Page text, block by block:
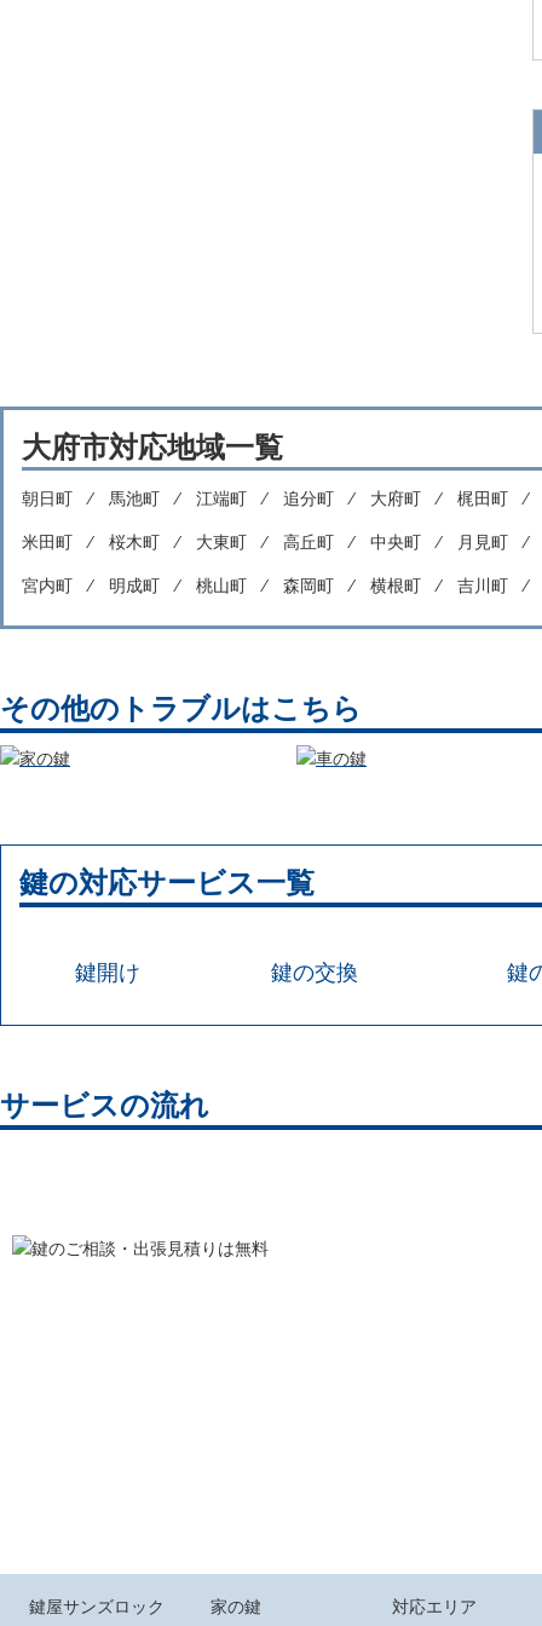
大府市対応地域一覧
朝日町 ⁄ 馬池町 ⁄ 江端町 ⁄ 追分町 ⁄ 大府町 ⁄ 梶田町
米田町 ⁄ 桜木町 ⁄ 大東町 ⁄ 高丘町 ⁄ 中央町 ⁄ 月見町
宮内町 ⁄ 明成町 ⁄ 桃山町 ⁄ 森岡町 ⁄ 横根町 ⁄ 吉川町
その他のトラブルはこちら
鍵の対応サービス一覧
鍵開け 鍵の交換 鍵
サービスの流れ
鍵屋サンズロック 家の鍵 対応エリア